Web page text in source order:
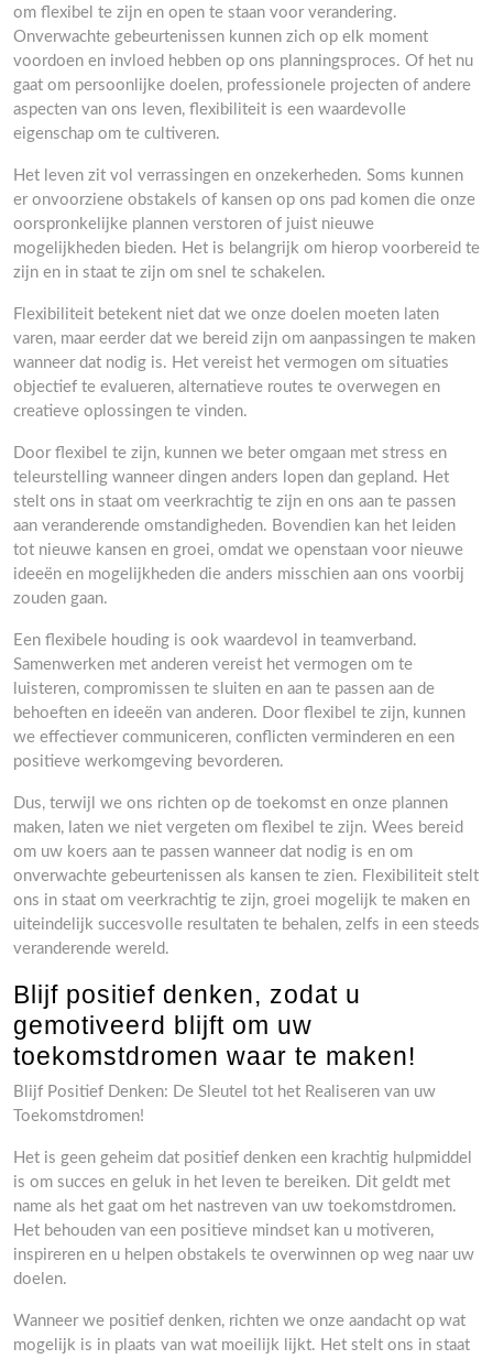
om flexibel te zijn en open te staan voor verandering.
Onverwachte gebeurtenissen kunnen zich op elk moment
voordoen en invloed hebben op ons planningsproces. Of het nu
gaat om persoonlijke doelen, professionele projecten of andere
aspecten van ons leven, flexibiliteit is een waardevolle
eigenschap om te cultiveren.
Het leven zit vol verrassingen en onzekerheden. Soms kunnen
er onvoorziene obstakels of kansen op ons pad komen die onze
oorspronkelijke plannen verstoren of juist nieuwe
mogelijkheden bieden. Het is belangrijk om hierop voorbereid te
zijn en in staat te zijn om snel te schakelen.
Flexibiliteit betekent niet dat we onze doelen moeten laten
varen, maar eerder dat we bereid zijn om aanpassingen te maken
wanneer dat nodig is. Het vereist het vermogen om situaties
objectief te evalueren, alternatieve routes te overwegen en
creatieve oplossingen te vinden.
Door flexibel te zijn, kunnen we beter omgaan met stress en
teleurstelling wanneer dingen anders lopen dan gepland. Het
stelt ons in staat om veerkrachtig te zijn en ons aan te passen
aan veranderende omstandigheden. Bovendien kan het leiden
tot nieuwe kansen en groei, omdat we openstaan voor nieuwe
ideeën en mogelijkheden die anders misschien aan ons voorbij
zouden gaan.
Een flexibele houding is ook waardevol in teamverband.
Samenwerken met anderen vereist het vermogen om te
luisteren, compromissen te sluiten en aan te passen aan de
behoeften en ideeën van anderen. Door flexibel te zijn, kunnen
we effectiever communiceren, conflicten verminderen en een
positieve werkomgeving bevorderen.
Dus, terwijl we ons richten op de toekomst en onze plannen
maken, laten we niet vergeten om flexibel te zijn. Wees bereid
om uw koers aan te passen wanneer dat nodig is en om
onverwachte gebeurtenissen als kansen te zien. Flexibiliteit stelt
ons in staat om veerkrachtig te zijn, groei mogelijk te maken en
uiteindelijk succesvolle resultaten te behalen, zelfs in een steeds
veranderende wereld.
Blijf positief denken, zodat u
gemotiveerd blijft om uw
toekomstdromen waar te maken!
Blijf Positief Denken: De Sleutel tot het Realiseren van uw
Toekomstdromen!
Het is geen geheim dat positief denken een krachtig hulpmiddel
is om succes en geluk in het leven te bereiken. Dit geldt met
name als het gaat om het nastreven van uw toekomstdromen.
Het behouden van een positieve mindset kan u motiveren,
inspireren en u helpen obstakels te overwinnen op weg naar uw
doelen.
Wanneer we positief denken, richten we onze aandacht op wat
mogelijk is in plaats van wat moeilijk lijkt. Het stelt ons in staat